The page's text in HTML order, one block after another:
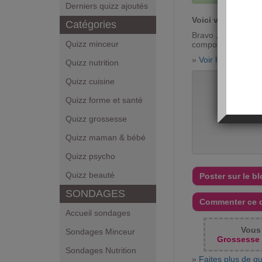
Derniers quizz ajoutés
Catégories
Quizz minceur
Quizz nutrition
Quizz cuisine
Quizz forme et santé
Quizz grossesse
Quizz maman & bébé
Quizz psycho
Quizz beauté
SONDAGES
Accueil sondages
Sondages Minceur
Sondages Nutrition
Voici votre score
Bravo , vous avez
comporte ce quiz !
» Voir les réponses
Poster sur le
Commenter ce
» Faites plus de